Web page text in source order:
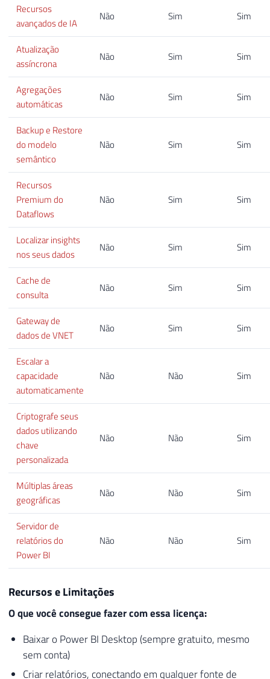
Recursos
avançados de IA
Não Sim Sim
Atualização
assíncrona
Não Sim Sim
Agregações
automáticas
Não Sim Sim
Backup e Restore
do modelo
semântico
Não Sim Sim
Recursos
Premium do
Dataflows
Não Sim Sim
Localizar insights
nos seus dados
Não Sim Sim
Cache de
consulta
Não Sim Sim
Gateway de
dados de VNET
Não Sim Sim
Escalar a
capacidade
automaticamente
Não Não Sim
Criptografe seus
dados utilizando
chave
personalizada
Não Não Sim
Múltiplas áreas
geográficas
Não Não Sim
Servidor de
relatórios do
Power BI
Não Não Sim
Recursos e Limitações
O que você consegue fazer com essa licença:
Baixar o Power BI Desktop (sempre gratuito, mesmo
sem conta)
Criar relatórios, conectando em qualquer fonte de